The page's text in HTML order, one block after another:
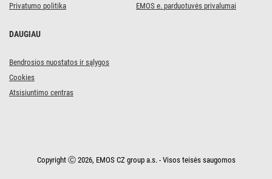
Privatumo politika EMOS e. parduotuvės privalumai
DAUGIAU
Bendrosios nuostatos ir sąlygos
Cookies
Atsisiuntimo centras
Copyright Ⓒ 2026, EMOS CZ group a.s. - Visos teisės saugomos